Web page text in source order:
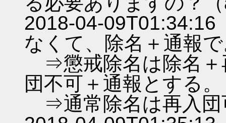
2018-04-
なくて、除名＋通報
⇒懲戒除名は除名＋
団不可＋通報とする。
⇒通常除名は再入団